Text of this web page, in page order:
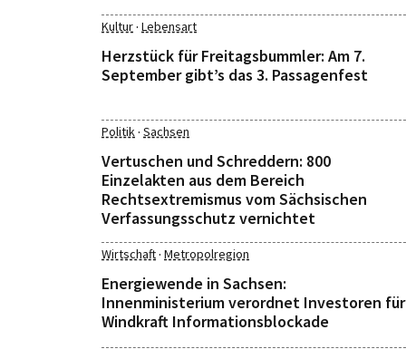
Kultur· Lebensart
Herzstück für Freitagsbummler: Am 7.
September gibt’s das 3. Passagenfest
Politik· Sachsen
Vertuschen und Schreddern: 800
Einzelakten aus dem Bereich
Rechtsextremismus vom Sächsischen
Verfassungsschutz vernichtet
Wirtschaft· Metropolregion
Energiewende in Sachsen:
Innenministerium verordnet Investoren für
Windkraft Informationsblockade